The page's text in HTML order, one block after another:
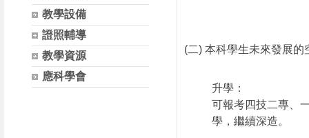
教學設備
證照輔導
教學資源
應科學會
(二) 本科學生未來發展
升學：
可報考四技二專、
學，繼續深造。